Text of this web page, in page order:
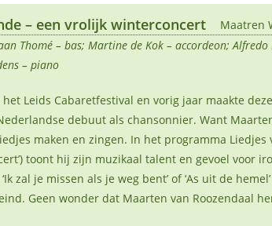
– een vrolijk winterconcert
Maatren
Thomé – bas; Martine de Kok – accordeon; Alfredo
– piano
Leids Cabaretfestival en vorig jaar maakte
debuut als chansonnier. Want
maken en zingen. In het programma Liedjes
toont hij zijn muzikaal talent en gevoel voor
zal je missen als je weg bent’ of ‘As uit de
Geen wonder dat Maarten van Roozendaal